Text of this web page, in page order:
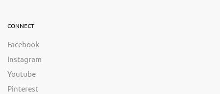
CONNECT
Facebook
Instagram
Youtube
Pinterest